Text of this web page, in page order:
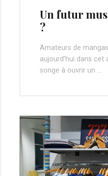
Un futur
?
Amateurs de
aujourd’hui dans cet
songe à ouvrir un …